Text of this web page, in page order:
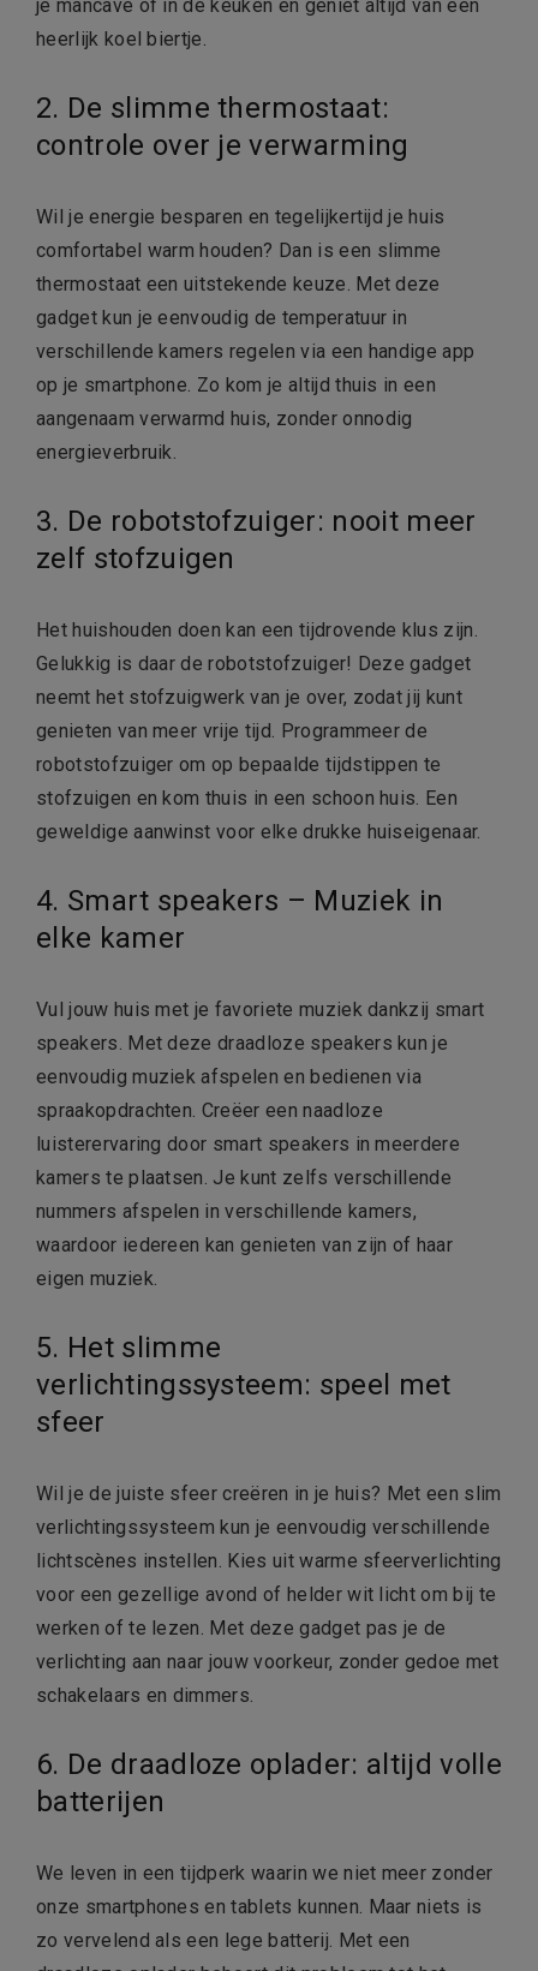
je mancave of in de keuken en geniet altijd van een
heerlijk koel biertje.
2. De slimme thermostaat:
controle over je verwarming
Wil je energie besparen en tegelijkertijd je huis
comfortabel warm houden? Dan is een slimme
thermostaat een uitstekende keuze. Met deze
gadget kun je eenvoudig de temperatuur in
verschillende kamers regelen via een handige app
op je smartphone. Zo kom je altijd thuis in een
aangenaam verwarmd huis, zonder onnodig
energieverbruik.
3. De robotstofzuiger: nooit meer
zelf stofzuigen
Het huishouden doen kan een tijdrovende klus zijn.
Gelukkig is daar de robotstofzuiger! Deze gadget
neemt het stofzuigwerk van je over, zodat jij kunt
genieten van meer vrije tijd. Programmeer de
robotstofzuiger om op bepaalde tijdstippen te
stofzuigen en kom thuis in een schoon huis. Een
geweldige aanwinst voor elke drukke huiseigenaar.
4. Smart speakers – Muziek in
elke kamer
Vul jouw huis met je favoriete muziek dankzij smart
speakers. Met deze draadloze speakers kun je
eenvoudig muziek afspelen en bedienen via
spraakopdrachten. Creëer een naadloze
luisterervaring door smart speakers in meerdere
kamers te plaatsen. Je kunt zelfs verschillende
nummers afspelen in verschillende kamers,
waardoor iedereen kan genieten van zijn of haar
eigen muziek.
5. Het slimme
verlichtingssysteem: speel met
sfeer
Wil je de juiste sfeer creëren in je huis? Met een slim
verlichtingssysteem kun je eenvoudig verschillende
lichtscènes instellen. Kies uit warme sfeerverlichting
voor een gezellige avond of helder wit licht om bij te
werken of te lezen. Met deze gadget pas je de
verlichting aan naar jouw voorkeur, zonder gedoe met
schakelaars en dimmers.
6. De draadloze oplader: altijd volle
batterijen
We leven in een tijdperk waarin we niet meer zonder
onze smartphones en tablets kunnen. Maar niets is
zo vervelend als een lege batterij. Met een